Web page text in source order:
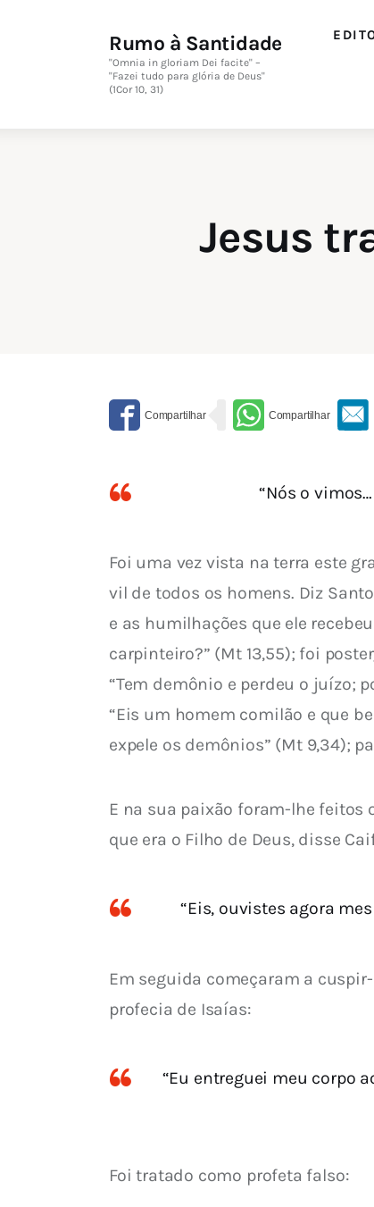
Rumo à Santidade
"Omnia in gloriam Dei facite" –
"Fazei tudo para glória de Deus"
(1Cor 10, 31)
Jesus
“Nós o
Foi uma vez vista na terra este
vil de todos os homens. Diz
e as humilhações que ele
carpinteiro?” (Mt 13,55); foi
“Tem demônio e perdeu o juízo;
“Eis um homem comilão e que
expele os demônios” (Mt 9,34);
E na sua paixão foram-lhe feitos
que era o Filho de Deus, disse
“Eis, ouvistes agora
Em seguida começaram a
profecia de Isaías:
“Eu entreguei meu corpo
Foi tratado como profeta falso: